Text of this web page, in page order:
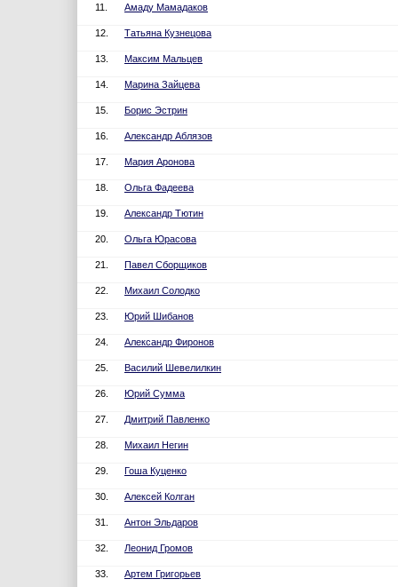
11. Амаду Мамадаков
12. Татьяна Кузнецова
13. Максим Мальцев
14. Марина Зайцева
15. Борис Эстрин
16. Александр Аблязов
17. Мария Аронова
18. Ольга Фадеева
19. Александр Тютин
20. Ольга Юрасова
21. Павел Сборщиков
22. Михаил Солодко
23. Юрий Шибанов
24. Александр Фиронов
25. Василий Шевелилкин
26. Юрий Сумма
27. Дмитрий Павленко
28. Михаил Негин
29. Гоша Куценко
30. Алексей Колган
31. Антон Эльдаров
32. Леонид Громов
33. Артем Григорьев